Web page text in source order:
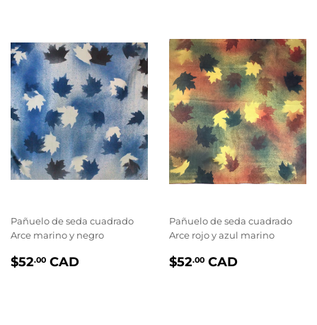
Pañuelo de seda cuadrado
Arce marino y negro
PRIX
$52.00 CAD
Pañuelo de seda cuadrado
Arce rojo y azul marino
PRIX
$52.00 CAD